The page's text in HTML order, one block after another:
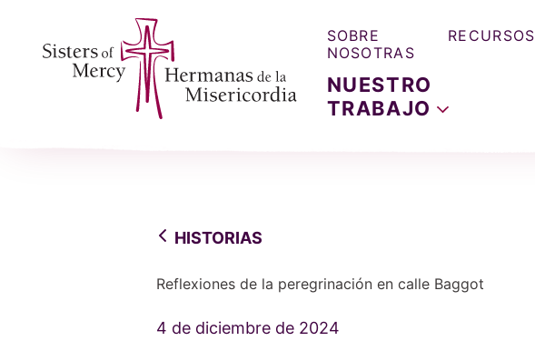
NUESTRO
TRABAJO
SOBRE
NOSOTRAS
RECURSOS
HISTORIAS
Reflexiones de la peregrinación en calle Baggot
4 de diciembre de 2024